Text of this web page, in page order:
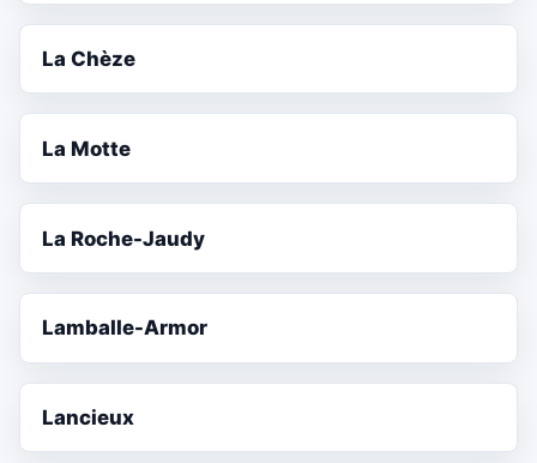
La Chèze
La Motte
La Roche-Jaudy
Lamballe-Armor
Lancieux